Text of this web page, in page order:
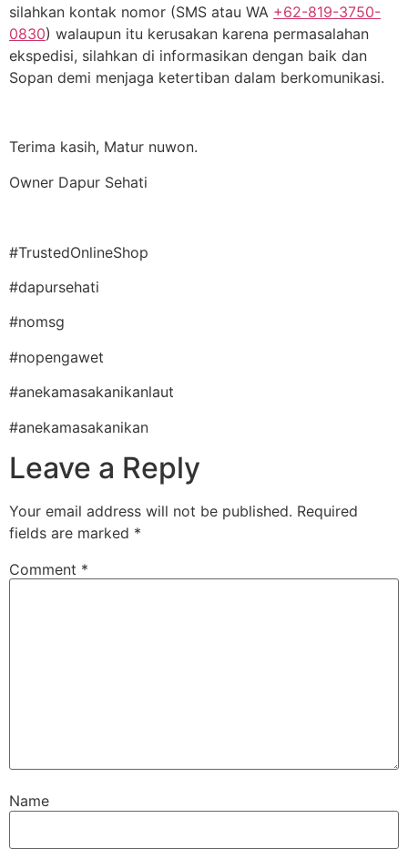
silahkan kontak nomor (SMS atau WA +62-819-3750-
0830) walaupun itu kerusakan karena permasalahan
ekspedisi, silahkan di informasikan dengan baik dan
Sopan demi menjaga ketertiban dalam berkomunikasi.
Terima kasih, Matur nuwon.
Owner Dapur Sehati
#TrustedOnlineShop
#dapursehati
#nomsg
#nopengawet
#anekamasakanikanlaut
#anekamasakanikan
Leave a Reply
Your email address will not be published. Required
fields are marked *
Comment *
Name